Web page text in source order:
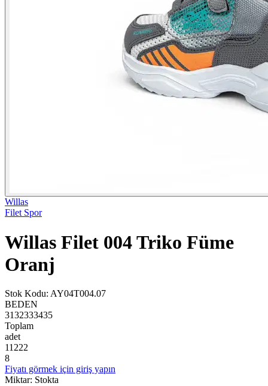
Willas
Filet Spor
Willas Filet 004 Triko Füme
Oranj
Stok Kodu: AY04T004.07
BEDEN
3132333435
Toplam
adet
11 222
8
Fiyatı görmek için giriş yapın
Miktar: Stokta